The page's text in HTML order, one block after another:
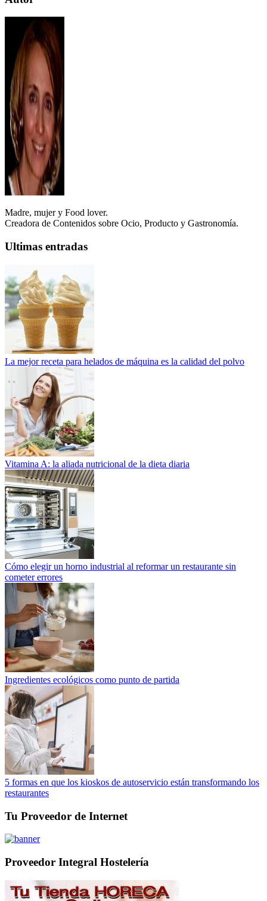
Madre, mujer y Food lover.
Creadora de Contenidos sobre Ocio, Producto y Gastronomía.
Ultimas entradas
La mejor receta para helados de máquina es la calidad del polvo
Vitamina A: la aliada nutricional de la dieta diaria
Cómo elegir un horno industrial al reformar un restaurante sin
cometer errores
Ingredientes ecológicos como punto de partida
5 formas en que los kioskos de autoservicio están transformando los
restaurantes
Tu Proveedor de Internet
Proveedor Integral Hostelería